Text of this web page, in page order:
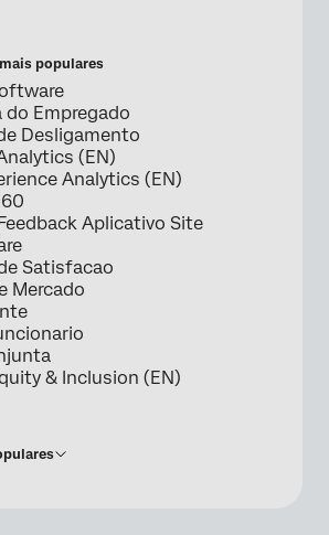
populares
do Empregado
Desligamento
(EN)
Analytics (EN)
Aplicativo Site
Satisfacao
Mercado
& Inclusion (EN)